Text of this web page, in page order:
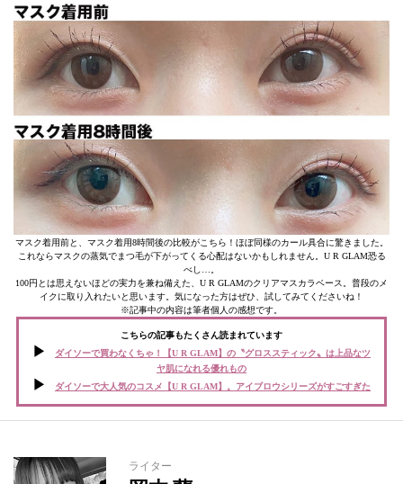
マスク着用前と、マスク着用8時間後の比較がこちら！ほぼ同様のカール具合に驚きました。
これならマスクの蒸気でまつ毛が下がってくる心配はないかもしれません。U R GLAM恐る
べし…。
100円とは思えないほどの実力を兼ね備えた、U R GLAMのクリアマスカラベース。普段のメ
イクに取り入れたいと思います。気になった方はぜひ、試してみてくださいね！
※記事中の内容は筆者個人の感想です。
こちらの記事もたくさん読まれています
ダイソーで買わなくちゃ！【U R GLAM】の〝グロススティック〟は上品なツ
ヤ肌になれる優れもの
ダイソーで大人気のコスメ【U R GLAM】。アイブロウシリーズがすごすぎた
ライター